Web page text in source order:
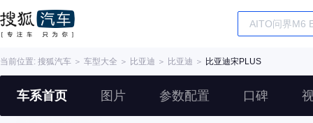
当前位置: 搜狐汽车 ＞ 车型大全 ＞ 比亚迪 ＞ 比亚迪 ＞ 比亚迪宋PLUS
车系首页 图片 参数配置 口碑